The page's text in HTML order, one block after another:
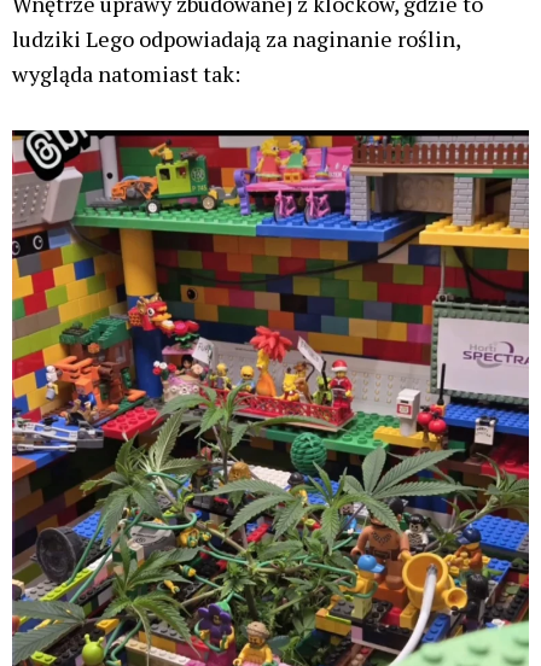
ludziki Lego odpowiadają za naginanie roślin,
wygląda natomiast tak: